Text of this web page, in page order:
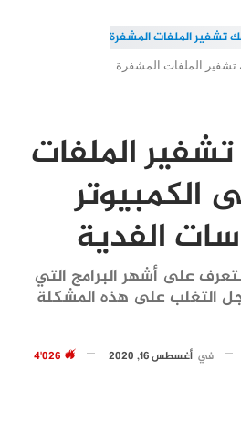
تشفير الملفات المشفرة
الملفات
الكمبيوتر
الفدية
على أشهر البرامج التي
التغلب على هذه المشكلة
في أغسطس 16, 2020